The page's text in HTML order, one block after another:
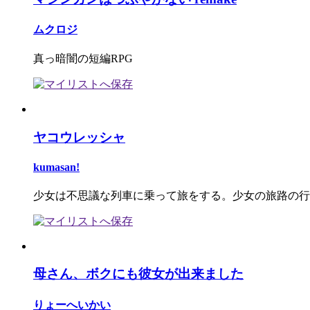
ムクロジ
真っ暗闇の短編RPG
ヤコウレッシャ
kumasan!
少女は不思議な列車に乗って旅をする。少女の旅路の
母さん、ボクにも彼女が出来ました
りょーへいかい